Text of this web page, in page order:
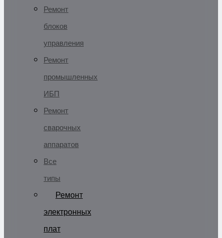
Ремонт
блоков
управления
Ремонт
промышленных
ИБП
Ремонт
сварочных
аппаратов
Все
типы
Ремонт
электронных
плат